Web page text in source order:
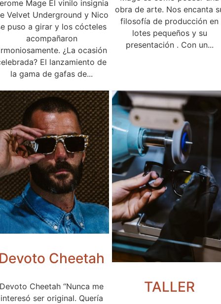
Mage El vinilo insignia
Velvet Underground y Nico
puso a girar y los cócteles
acompañaron
¿La ocasión
El lanzamiento de
la gama de gafas de...
obra de arte. Nos encanta
filosofía de producción en
lotes pequeños y su
presentación . Con un...
Cheetah
Devoto Cheetah “Nunca me
interesó ser original. Quería
TALLER